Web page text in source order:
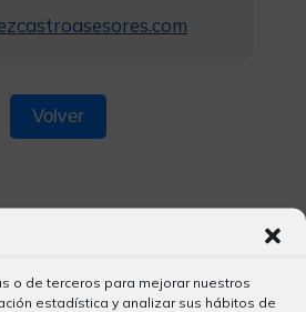
o de terceros para mejorar nuestros
estadística y analizar sus hábitos de
Volver